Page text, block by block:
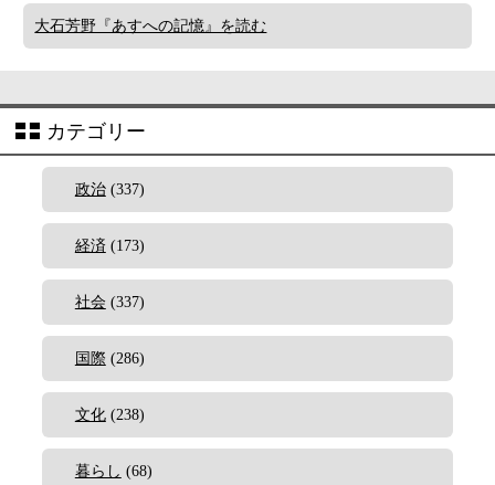
大石芳野『あすへの記憶』を読む
カテゴリー
政治(337)
経済(173)
社会(337)
国際 (286)
文化(238)
暮らし (68)